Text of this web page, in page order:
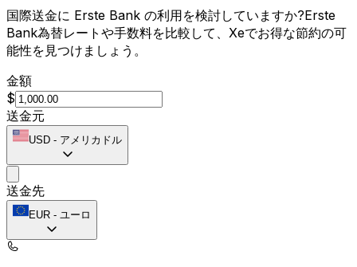
国際送金に Erste Bank の利用を検討していますか?Erste
Bank為替レートや手数料を比較して、Xeでお得な節約の可
能性を見つけましょう。
金額
$
送金元
USD - アメリカドル
送金先
EUR - ユーロ